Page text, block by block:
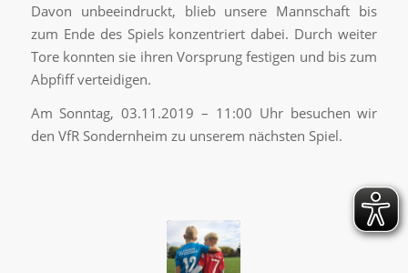
Davon unbeeindruckt, blieb unsere Mannschaft bis
zum Ende des Spiels konzentriert dabei. Durch weiter
Tore konnten sie ihren Vorsprung festigen und bis zum
Abpfiff verteidigen.
Am Sonntag, 03.11.2019 – 11:00 Uhr besuchen wir
den VfR Sondernheim zu unserem nächsten Spiel.